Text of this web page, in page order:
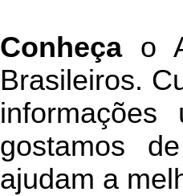
Conheçao
Brasileiros.
informações
gostamos
ajudam a